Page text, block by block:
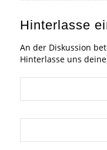
Hinterlasse
An der Diskussion
Hinterlasse uns